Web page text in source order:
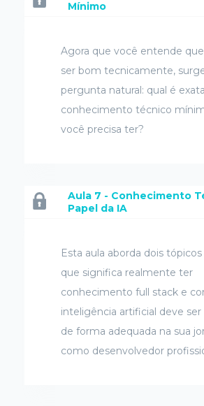
Mínimo
Agora que você entende
ser bom tecnicamente,
pergunta natural: qual é
conhecimento técnico
você precisa ter?
Aula 7 - Conhecimento
Papel da IA
Esta aula aborda dois
que significa realmente ter
conhecimento full stack e
inteligência artificial deve ser
de forma adequada na sua
como desenvolvedor